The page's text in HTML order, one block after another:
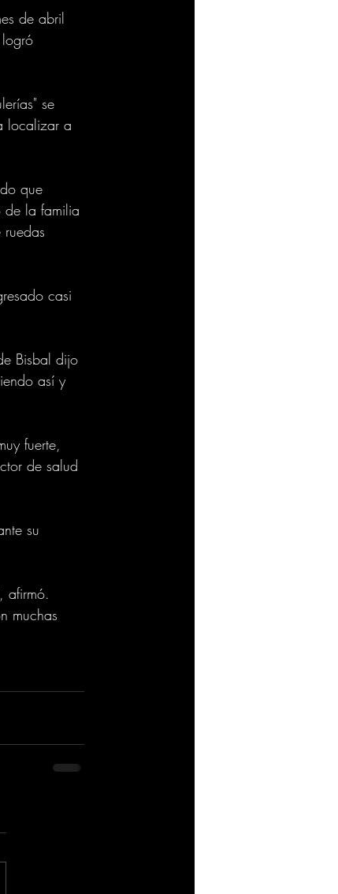
de abril
se
localizar a
que
de la familia
casi
Bisbal dijo
así y
fuerte,
de salud
su
afirmó.
muchas